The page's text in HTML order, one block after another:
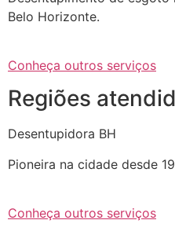
Belo Horizonte.
Conheça outros serviços
Regiões
Desentupidora BH
Pioneira na cidade desde
Conheça outros serviços